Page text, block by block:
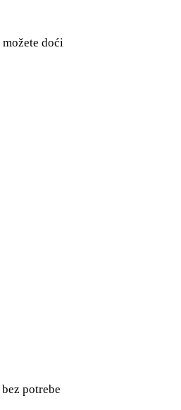
doći
potrebe